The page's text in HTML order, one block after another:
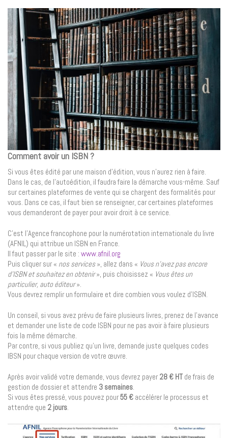
Comment avoir un ISBN ?
Si vous êtes édité par une maison d’édition, vous n’aurez rien à faire.
Dans le cas, de l’autoédition, il faudra faire la démarche vous-même. Sauf
sur certaines plateformes de vente qui se chargent des formalités pour
vous. Dans ce cas, il faut bien se renseigner, car certaines plateformes
vous demanderont de payer pour avoir droit à ce service.
C’est l’Agence francophone pour la numérotation internationale du livre
(AFNIL) qui attribue un ISBN en France.
Il faut passer par le site : www.afnil.org
Puis cliquer sur « nos services», allez dans « Vous n’avez pas encore
d’ISBN et souhaitez en obtenir», puis choisissez « Vous êtes un
particulier, auto éditeur».
Vous devrez remplir un formulaire et dire combien vous voulez d’ISBN.
Un conseil, si vous avez prévu de faire plusieurs livres, prenez de l’avance
et demander une liste de code ISBN pour ne pas avoir à faire plusieurs
fois la même démarche.
Par contre, si vous publiez qu’un livre, demande juste quelques codes
IBSN pour chaque version de votre œuvre.
Après avoir validé votre demande, vous devrez payer 28 € HT de frais de
gestion de dossier et attendre 3 semaines.
Si vous êtes pressé, vous pouvez pour55 € accélérer le processus et
attendre que 2 jours.